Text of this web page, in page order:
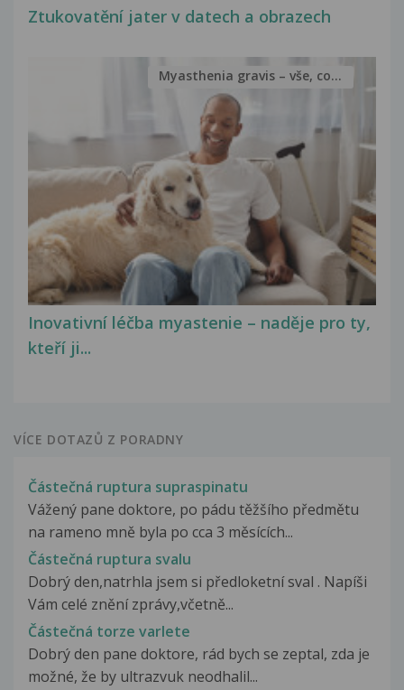
Ztukovatění jater v datech a obrazech
Inovativní léčba myastenie – naděje pro ty,
kteří ji...
Myasthenia gravis – vše, co...
VÍCE DOTAZŮ Z PORADNY
Částečná ruptura supraspinatu
Vážený pane doktore, po pádu těžšího předmětu
na rameno mně byla po cca 3 měsících...
Částečná ruptura svalu
Dobrý den,natrhla jsem si předloketní sval . Napíši
Vám celé znění zprávy,včetně...
Částečná torze varlete
Dobrý den pane doktore, rád bych se zeptal, zda je
možné, že by ultrazvuk neodhalil...